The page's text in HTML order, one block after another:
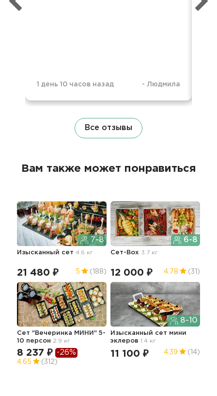
1 день 10 часов назад - Людмила
Все отзывы
Вам также может понравиться
7-8
Изысканный сет 4.6 кг
21 480 ₽ 5 (188)
6-8
Сет-Box 3.7 кг
12 000 ₽ 4.78 (31)
Сет "Вечеринка МИНИ" 5-
10 персон 2.9 кг
8 237 ₽ -26%
4.65 (312)
8-10
Изысканный сет мини
эклеров 1.4 кг
11 100 ₽ 4.39 (14)